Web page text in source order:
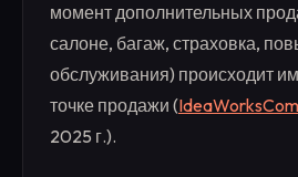
момент дополнительных
салоне, багаж, страховка,
обслуживания) происходит
точке продажи (
2025 г.).